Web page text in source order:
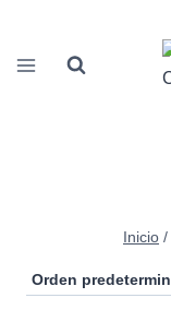
contenido
Inicio /